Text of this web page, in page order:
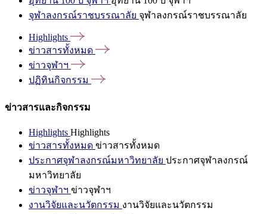
จุฬาลงกรณ์ราชบรรณาลัย จุฬาลงกรณ์ราชบรรณาลัย
Highlights
ข่าวสารทั้งหมด
ข่าวจุฬาฯ
ปฏิทินกิจกรรม
ข่าวสารและกิจกรรม
Highlights Highlights
ข่าวสารทั้งหมด ข่าวสารทั้งหมด
ประกาศจุฬาลงกรณ์มหาวิทยาลัย ประกาศจุฬาลงกรณ์
มหาวิทยาลัย
ข่าวจุฬาฯ ข่าวจุฬาฯ
งานวิจัยและนวัตกรรม งานวิจัยและนวัตกรรม